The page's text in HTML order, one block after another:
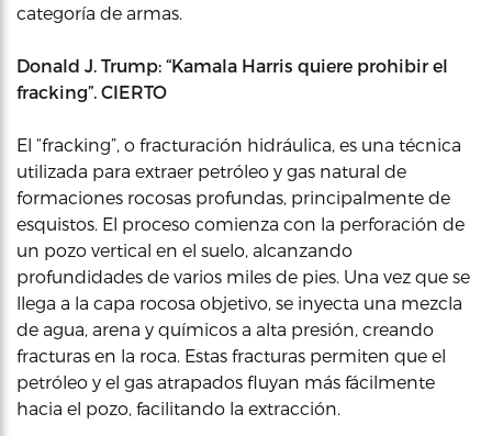
categoría de armas.
Donald J. Trump: “Kamala Harris quiere prohibir el
fracking”. CIERTO
El “fracking”, o fracturación hidráulica, es una técnica
utilizada para extraer petróleo y gas natural de
formaciones rocosas profundas, principalmente de
esquistos. El proceso comienza con la perforación de
un pozo vertical en el suelo, alcanzando
profundidades de varios miles de pies. Una vez que se
llega a la capa rocosa objetivo, se inyecta una mezcla
de agua, arena y químicos a alta presión, creando
fracturas en la roca. Estas fracturas permiten que el
petróleo y el gas atrapados fluyan más fácilmente
hacia el pozo, facilitando la extracción.